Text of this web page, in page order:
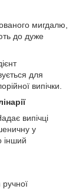
мигдалю,
до дуже
для
випічки.
випічці
у
інший